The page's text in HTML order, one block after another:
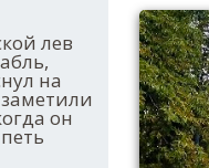
лев
на
он